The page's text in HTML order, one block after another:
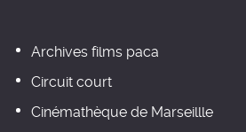
Archives films paca
Circuit court
Cinémathèque de Marseillle